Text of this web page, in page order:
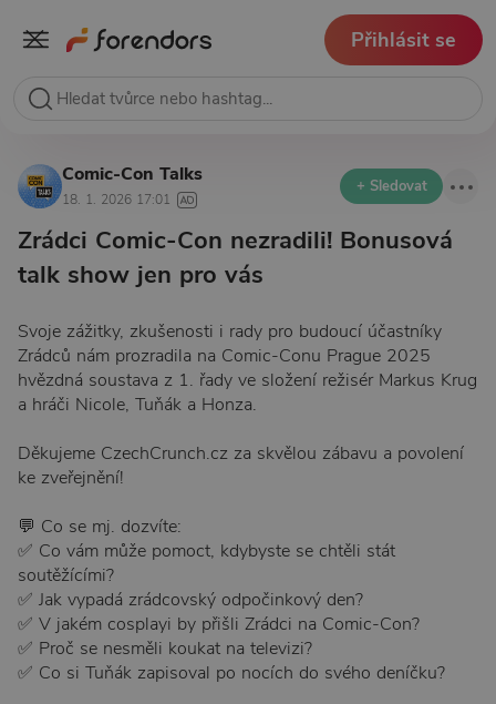
Přihlásit se
Comic-Con Talks
18. 1. 2026 17:01
+ Sledovat
Zrádci Comic-Con nezradili! Bonusová
talk show jen pro vás
Svoje zážitky, zkušenosti i rady pro budoucí účastníky
Zrádců nám prozradila na Comic-Conu Prague 2025
hvězdná soustava z 1. řady ve složení režisér Markus Krug
a hráči Nicole, Tuňák a Honza.
Děkujeme CzechCrunch.cz za skvělou zábavu a povolení
ke zveřejnění!
💬 Co se mj. dozvíte:
✅ Co vám může pomoct, kdybyste se chtěli stát
soutěžícími?
✅ Jak vypadá zrádcovský odpočinkový den?
✅ V jakém cosplayi by přišli Zrádci na Comic-Con?
✅ Proč se nesměli koukat na televizi?
✅ Co si Tuňák zapisoval po nocích do svého deníčku?